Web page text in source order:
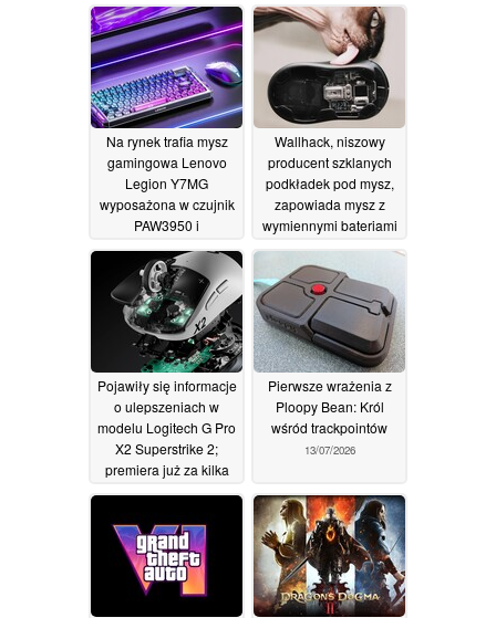
Na rynek trafia mysz
gamingowa Lenovo
Legion Y7MG
wyposażona w czujnik
PAW3950 i
odświeżania 8K
26/07/2026
Wallhack, niszowy
producent szklanych
podkładek pod mysz,
zapowiada mysz z
wymiennymi bateriami
rozmiarze 65%
22/07/2026
Pojawiły się informacje
o ulepszeniach w
modelu Logitech G Pro
X2 Superstrike 2;
premiera już za kilka
15/07/2026
Pierwsze wrażenia z
Ploopy Bean: Król
wśród trackpointów
13/07/2026